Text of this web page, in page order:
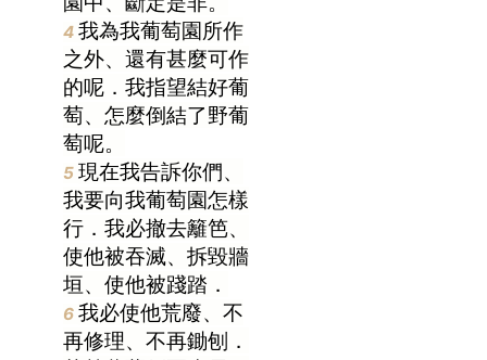
4 我為我葡萄園所作
之外、還有甚麼可作
的呢．我指望結好葡
萄、怎麼倒結了野葡
萄呢。
5 現在我告訴你們、
我要向我葡萄園怎樣
行．我必撤去籬笆、
使他被吞滅、拆毀牆
垣、使他被踐踏．
6 我必使他荒廢、不
再修理、不再鋤刨．